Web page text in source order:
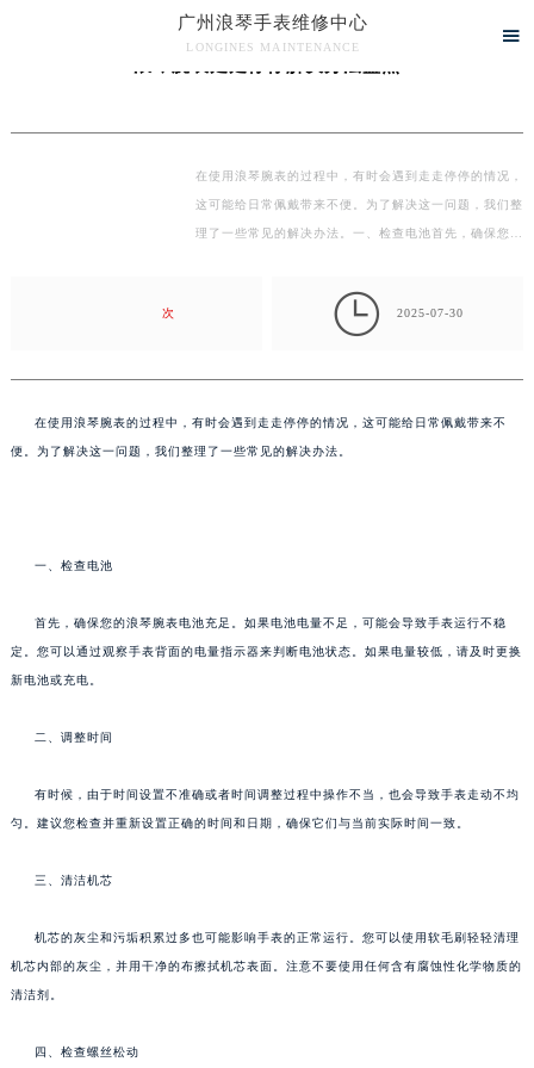
广州浪琴手表维修中心
LONGINES MAINTENANCE

广州浪琴手表维修中心竭诚为您服务！
广州浪琴手表维修中心>文章> 浪琴腕表走走停停解决办法盘点
在使用浪琴腕表的过程中，有时会遇到走走停停的情况，
这可能给日常佩戴带来不便。为了解决这一问题，我们整
理了一些常见的解决办法。一、检查电池首先，确保您
次  2025-07-30
在使用浪琴腕表的过程中，有时会遇到走走停停的情况，这可能给日常佩戴带来不
便。为了解决这一问题，我们整理了一些常见的解决办法。
一、检查电池
首先，确保您的浪琴腕表电池充足。如果电池电量不足，可能会导致手表运行不稳
定。您可以通过观察手表背面的电量指示器来判断电池状态。如果电量较低，请及时更换
新电池或充电。
二、调整时间
有时候，由于时间设置不准确或者时间调整过程中操作不当，也会导致手表走动不均
匀。建议您检查并重新设置正确的时间和日期，确保它们与当前实际时间一致。
三、清洁机芯
机芯的灰尘和污垢积累过多也可能影响手表的正常运行。您可以使用软毛刷轻轻清理
机芯内部的灰尘，并用干净的布擦拭机芯表面。注意不要使用任何含有腐蚀性化学物质的
清洁剂。
四、检查螺丝松动